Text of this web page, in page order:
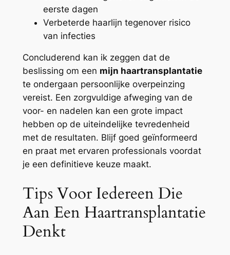
eerste dagen
Verbeterde haarlijn tegenover risico
van infecties
Concluderend kan ik zeggen dat de
beslissing om een mijn haartransplantatie
te ondergaan persoonlijke overpeinzing
vereist. Een zorgvuldige afweging van de
voor- en nadelen kan een grote impact
hebben op de uiteindelijke tevredenheid
met de resultaten. Blijf goed geïnformeerd
en praat met ervaren professionals voordat
je een definitieve keuze maakt.
Tips Voor Iedereen Die
Aan Een Haartransplantatie
Denkt